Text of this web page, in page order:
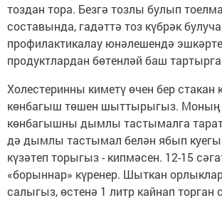
тоздан тора. Безгә тозлы булып
составында, гадәттә тоз күбрәк
профилактикалау юнәлешендә
продуктлардан бөтенләй баш
Холестеринны киметү өчен бер стакан
көнбагыш төшен шыттырыгыз. Моның
көнбагышны дымлы тастымалга
дә дымлы тастымал белән ябып
күзәтеп торыгыз - кипмәсен. 12-15
«борыннар» күренер. Шыткан
салыгыз, өстенә 1 литр кайнап торган